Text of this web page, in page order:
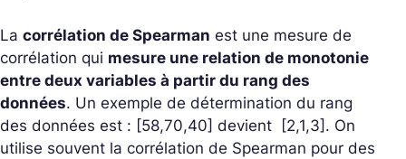
La corrélation de Spearman est une mesure de
corrélation qui mesure une relation de monotonie
entre deux variables à partir du rang des
données. Un exemple de détermination du rang
des données est : [58,70,40] devient [2,1,3]. On
utilise souvent la corrélation de Spearman pour des